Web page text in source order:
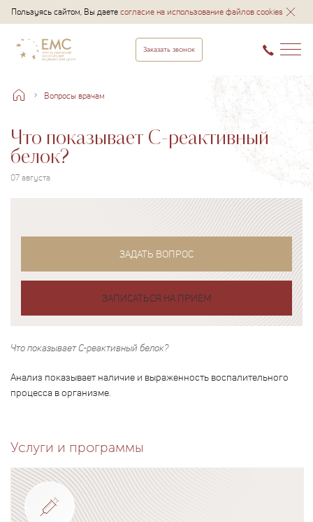
Пользуясь сайтом, Вы даетесогласие на использование файлов cookies
Заказать звонок
Вопросы врачам
Что показывает С-реактивный
белок?
07 августа
ЗАДАТЬ ВОПРОС
ЗАПИСАТЬСЯ НА ПРИЕМ
Что показывает С-реактивный белок?
Анализ показывает наличие и выраженность воспалительного
процесса в организме.
Услуги и программы